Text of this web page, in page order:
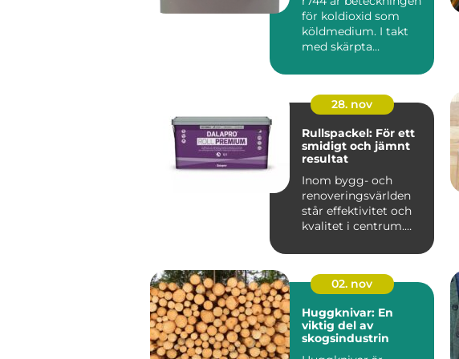
för koldioxid som
köldmedium. I takt
med skärpta
energipriser ...
28. nov
Rullspackel: För ett
smidigt och jämnt
resultat
Inom bygg- och
renoveringsvärlden
står effektivitet och
kvalitet i centrum.
02. nov
Huggknivar: En
viktig del av
skogsindustrin